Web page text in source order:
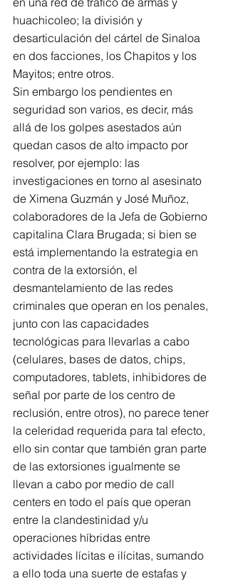
huachicoleo; la división y
desarticulación del cártel de Sinaloa
en dos facciones, los Chapitos y los
Mayitos; entre otros.
Sin embargo los pendientes en
seguridad son varios, es decir, más
allá de los golpes asestados aún
quedan casos de alto impacto por
resolver, por ejemplo: las
investigaciones en torno al asesinato
de Ximena Guzmán y José Muñoz,
colaboradores de la Jefa de Gobierno
capitalina Clara Brugada; si bien se
está implementando la estrategia en
contra de la extorsión, el
desmantelamiento de las redes
criminales que operan en los penales,
junto con las capacidades
tecnológicas para llevarlas a cabo
(celulares, bases de datos, chips,
computadores, tablets, inhibidores de
señal por parte de los centro de
reclusión, entre otros), no parece tener
la celeridad requerida para tal efecto,
ello sin contar que también gran parte
de las extorsiones igualmente se
llevan a cabo por medio de call
centers en todo el país que operan
entre la clandestinidad y/u
operaciones híbridas entre
actividades lícitas e ilícitas, sumando
a ello toda una suerte de estafas y